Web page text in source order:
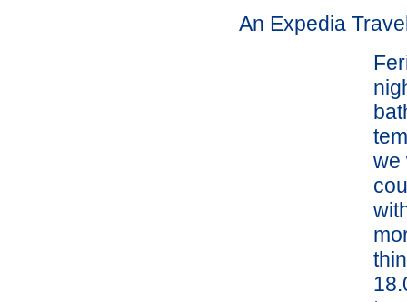
An Expedia
we